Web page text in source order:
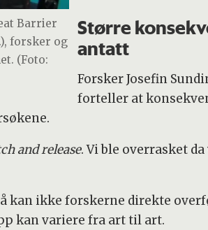
Barrier
forsker og
(Foto:
Større
antatt
Forsker Josefin
forteller at
and release. Vi ble overrasket
kan ikke forskerne direkte
kan variere fra art til art.